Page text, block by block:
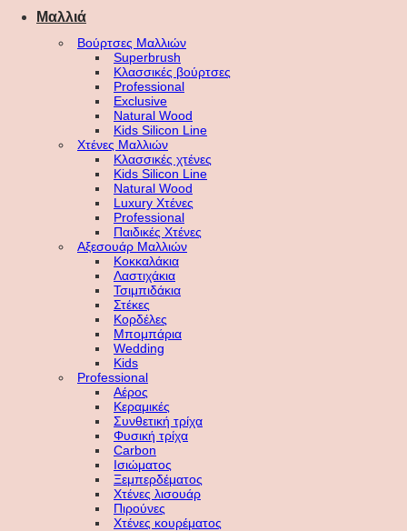
Μαλλιά
Βούρτσες Μαλλιών
Superbrush
Κλασσικές βούρτσες
Professional
Exclusive
Natural Wood
Kids Silicon Line
Χτένες Μαλλιών
Κλασσικές χτένες
Kids Silicon Line
Natural Wood
Luxury Χτένες
Professional
Παιδικές Χτένες
Αξεσουάρ Μαλλιών
Κοκκαλάκια
Λαστιχάκια
Τσιμπιδάκια
Στέκες
Κορδέλες
Μπομπάρια
Wedding
Kids
Professional
Αέρος
Κεραμικές
Συνθετική τρίχα
Φυσική τρίχα
Carbon
Ισιώματος
Ξεμπερδέματος
Χτένες λισουάρ
Πιρούνες
Χτένες κουρέματος